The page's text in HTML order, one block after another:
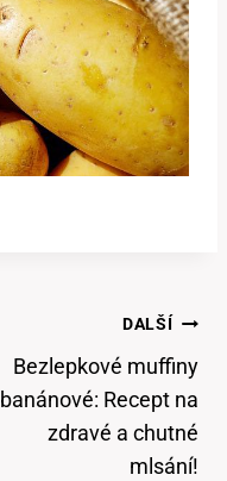
DALŠÍ
Bezlepkové muffiny
banánové: Recept na
zdravé a chutné
mlsání!